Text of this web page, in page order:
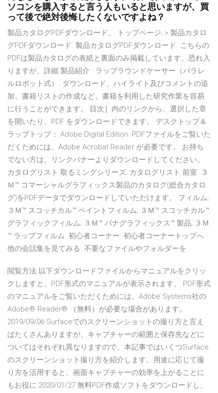
ソコンを購入すると言う人もいると思いますが、買
って後で絶対後悔したくないですよね？
製品カタログPDFダウンロード。 トップページ; > 製品カタロ
グPDFダウンロード. 製品カタログPDFダウンロード. こちらの
PDFは製品カタログの表紙と裏面のみ掲載しています。恐れ入
りますが、詳細 製品紹介 · ラップラウンドケーサー（パラレ
ルロボット式）. ダウンロード、ハイライト及びコメントの追
加、書籍リストの作成など、書籍を利用した研究作業を容易
に行うことができます。 目次］内のリンクから、選択した章
を開いたり、PDF をダウンロードできます。 デスクトップ＆
ラップトップ： Adobe Digital Edition. PDFファイルをご覧いた
だくためには、Adobe Acrobat Reader が必要です。 お持ち
でない方は、リンクバナーよりダウンロードしてください。
カタログリスト 取るミングシリーズ; カタログリスト 前室 ３
Ｍ™ コマーシャルグラフィックス製品のカタログ(総合カタロ
グ)をPDFデータでダウンロードしていただけます。 フィルム;
３Ｍ™ スコッチカル™ ペイントフィルム; ３Ｍ™ スコッチカル™
グラフィックフィルム; ３Ｍ™ パナグラフィックス™ 製品; ３Ｍ
™ ラップフィルム 初心者コーナー. 初心者コーナートップへ ·
他の会話集を見てみる. 不要なファイルやフォルダーを
閲覧方法 以下ダウンロードファイルからマニュアルをクリッ
クしますと、PDF形式のマニュアルが表示されます。 PDF形式
のマニュアルをご覧いただくためには、Adobe Systems社の
Adobe® Reader® （無料）が必要な場合があります。
2019/09/06 Surfaceでのスクリーンショットの撮り方と言え
ばたくさんありますが、キャプチャーの範囲と保存先などに
ついてはそれぞれ異なりますので、本記事ではいくつSurface
のスクリーンショット撮り方を紹介します。用途に応じて撮
り方を活用すると、画面キャプチャーの効率を上がることに
もお役に 2020/01/27 無料PDF作成ソフトをダウンロードし、